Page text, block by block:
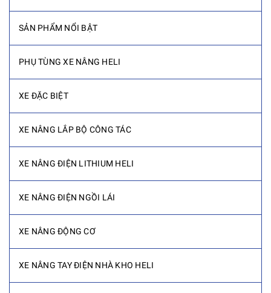
SẢN PHẨM NỔI BẬT
PHỤ TÙNG XE NÂNG HELI
XE ĐẶC BIỆT
XE NÂNG LẮP BỘ CÔNG TÁC
XE NÂNG ĐIỆN LITHIUM HELI
XE NÂNG ĐIỆN NGỒI LÁI
XE NÂNG ĐỘNG CƠ
XE NÂNG TAY ĐIỆN NHÀ KHO HELI